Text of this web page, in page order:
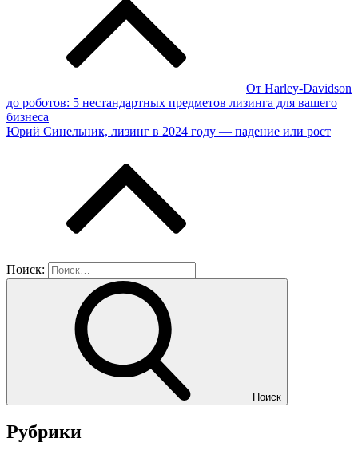
От Harley-Davidson
до роботов: 5 нестандартных предметов лизинга для вашего
бизнеса
Юрий Синельник, лизинг в 2024 году — падение или рост
Поиск:
Поиск
Рубрики